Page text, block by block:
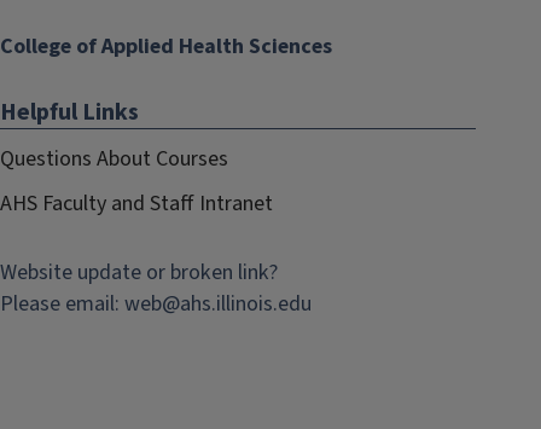
College of Applied Health Sciences
Helpful Links
Questions About Courses
AHS Faculty and Staff Intranet
Website update or broken link?
Please email: web@ahs.illinois.edu